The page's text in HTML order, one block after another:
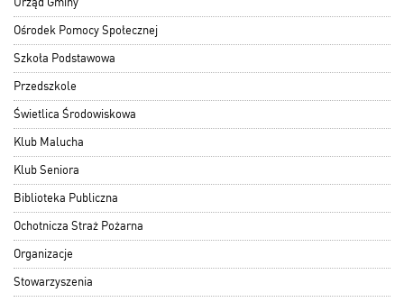
Ośrodek Pomocy Społecznej
Szkoła Podstawowa
Przedszkole
Świetlica Środowiskowa
Klub Malucha
Klub Seniora
Biblioteka Publiczna
Ochotnicza Straż Pożarna
Organizacje
Stowarzyszenia